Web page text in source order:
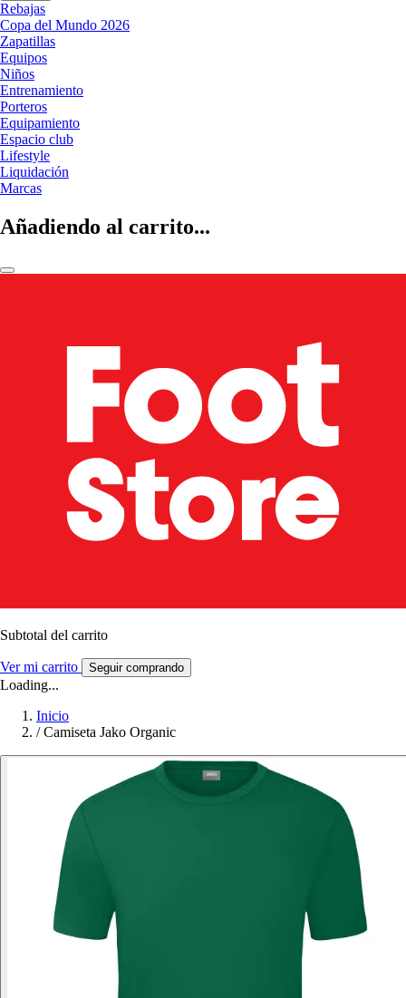
Rebajas
Copa del Mundo 2026
Zapatillas
Equipos
Niños
Entrenamiento
Porteros
Equipamiento
Espacio club
Lifestyle
Liquidación
Marcas
Añadiendo al carrito...
Subtotal del carrito
Ver mi carrito Seguir comprando
Loading...
Inicio
/ Camiseta Jako Organic